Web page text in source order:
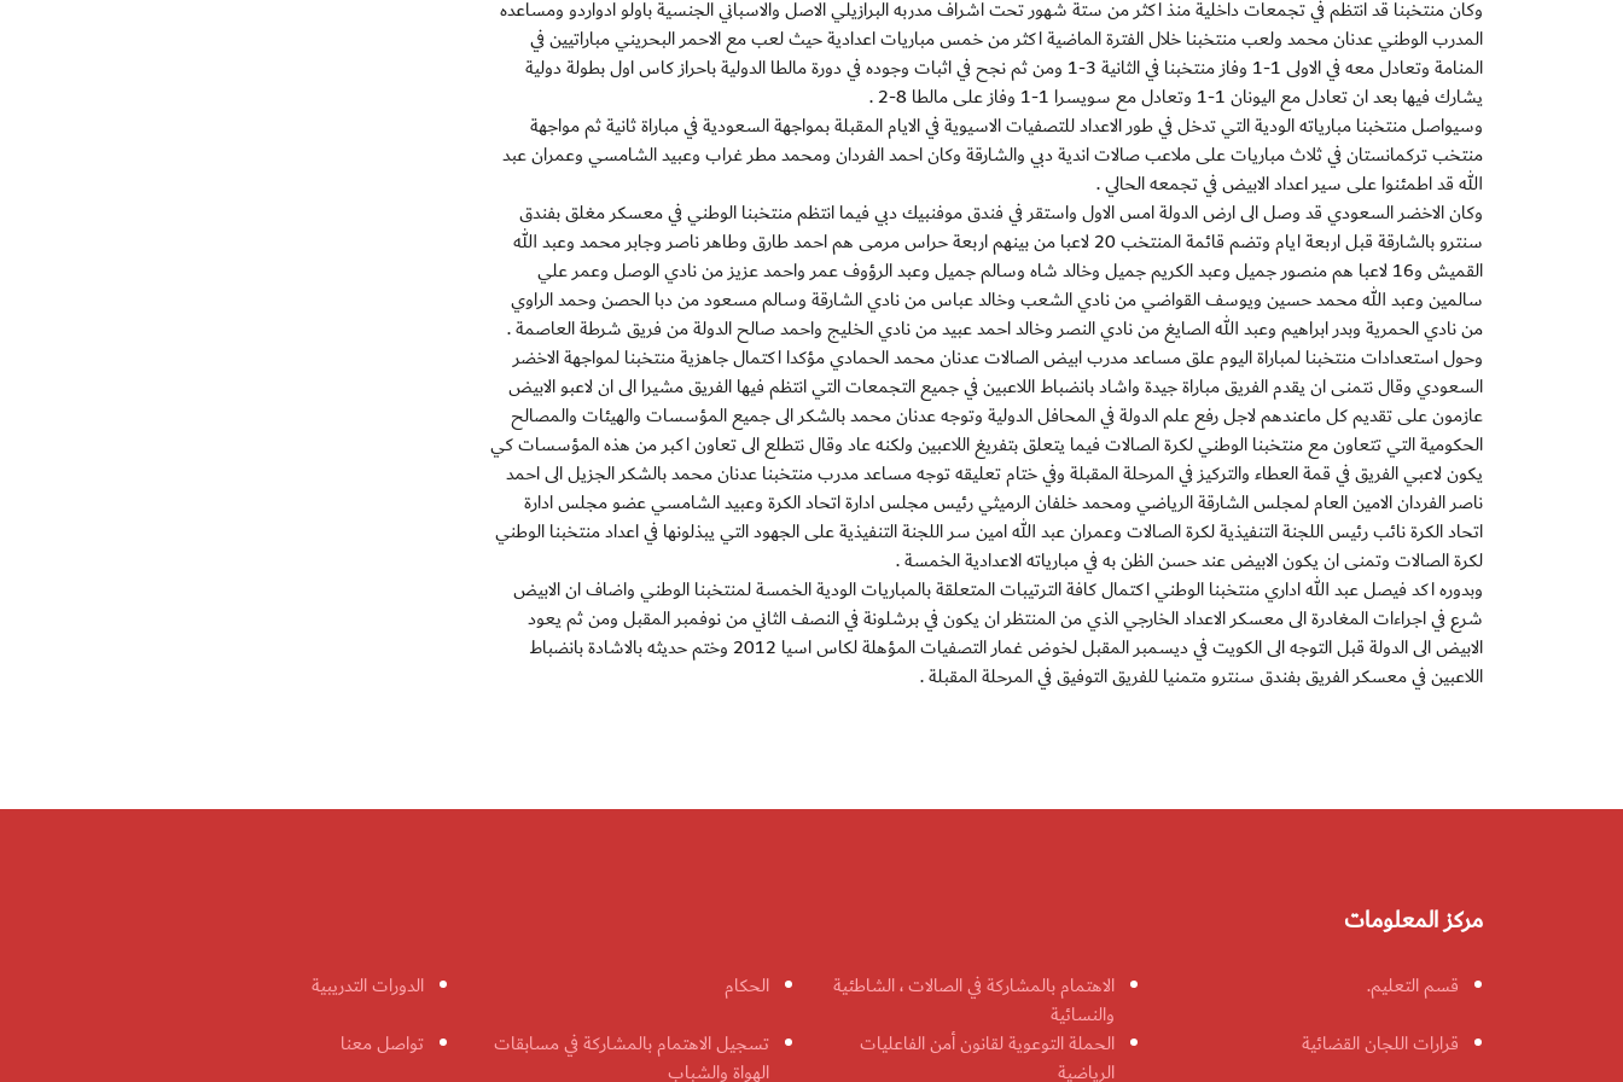
وكان منتخبنا قد انتظم في تجمعات داخلية منذ اكثر من ستة شهور تحت اشراف مدربه البرازيلي الاصل والاسباني الجنسية باولو ادواردو ومساعده
المدرب الوطني عدنان محمد ولعب منتخبنا خلال الفترة الماضية اكثر من خمس مباريات اعدادية حيث لعب مع الاحمر البحريني مباراتيين في
المنامة وتعادل معه في الاولى 1-1 وفاز منتخبنا في الثانية 3-1 ومن ثم نجح في اثبات وجوده في دورة مالطا الدولية باحراز كاس اول بطولة دولية
يشارك فيها بعد ان تعادل مع اليونان 1-1 وتعادل مع سويسرا 1-1 وفاز على مالطا 8-2 .
وسيواصل منتخبنا مبارياته الودية التي تدخل في طور الاعداد للتصفيات الاسيوية في الايام المقبلة بمواجهة السعودية في مباراة ثانية ثم مواجهة
منتخب تركمانستان في ثلاث مباريات على ملاعب صالات اندية دبي والشارقة وكان احمد الفردان ومحمد مطر غراب وعبيد الشامسي وعمران عبد
الله قد اطمئنوا على سير اعداد الابيض في تجمعه الحالي .
وكان الاخضر السعودي قد وصل الى ارض الدولة امس الاول واستقر في فندق موفنبيك دبي فيما انتظم منتخبنا الوطني في معسكر مغلق بفندق
سنترو بالشارقة قبل اربعة ايام وتضم قائمة المنتخب 20 لاعبا من بينهم اربعة حراس مرمى هم احمد طارق وطاهر ناصر وجابر محمد وعبد الله
القميش و16 لاعبا هم منصور جميل وعبد الكريم جميل وخالد شاه وسالم جميل وعبد الرؤوف عمر واحمد عزيز من نادي الوصل وعمر علي
سالمين وعبد الله محمد حسين ويوسف القواضي من نادي الشعب وخالد عباس من نادي الشارقة وسالم مسعود من دبا الحصن وحمد الراوي
من نادي الحمرية وبدر ابراهيم وعبد الله الصايغ من نادي النصر وخالد احمد عبيد من نادي الخليج واحمد صالح الدولة من فريق شرطة العاصمة .
وحول استعدادات منتخبنا لمباراة اليوم علق مساعد مدرب ابيض الصالات عدنان محمد الحمادي مؤكدا اكتمال جاهزية منتخبنا لمواجهة الاخضر
السعودي وقال نتمنى ان يقدم الفريق مباراة جيدة واشاد بانضباط اللاعبين في جميع التجمعات التي انتظم فيها الفريق مشيرا الى ان لاعبو الابيض
عازمون على تقديم كل ماعندهم لاجل رفع علم الدولة في المحافل الدولية وتوجه عدنان محمد بالشكر الى جميع المؤسسات والهيئات والمصالح
الحكومية التي تتعاون مع منتخبنا الوطني لكرة الصالات فيما يتعلق بتفريغ اللاعبين ولكنه عاد وقال نتطلع الى تعاون اكبر من هذه المؤسسات كي
يكون لاعبي الفريق في قمة العطاء والتركيز في المرحلة المقبلة وفي ختام تعليقه توجه مساعد مدرب منتخبنا عدنان محمد بالشكر الجزيل الى احمد
ناصر الفردان الامين العام لمجلس الشارقة الرياضي ومحمد خلفان الرميثي رئيس مجلس ادارة اتحاد الكرة وعبيد الشامسي عضو مجلس ادارة
اتحاد الكرة نائب رئيس اللجنة التنفيذية لكرة الصالات وعمران عبد الله امين سر اللجنة التنفيذية على الجهود التي يبذلونها في اعداد منتخبنا الوطني
لكرة الصالات وتمنى ان يكون الابيض عند حسن الظن به في مبارياته الاعدادية الخمسة .
وبدوره اكد فيصل عبد الله اداري منتخبنا الوطني اكتمال كافة الترتيبات المتعلقة بالمباريات الودية الخمسة لمنتخبنا الوطني واضاف ان الابيض
شرع في اجراءات المغادرة الى معسكر الاعداد الخارجي الذي من المنتظر ان يكون في برشلونة في النصف الثاني من نوفمبر المقبل ومن ثم يعود
الابيض الى الدولة قبل التوجه الى الكويت في ديسمبر المقبل لخوض غمار التصفيات المؤهلة لكاس اسيا 2012 وختم حديثه بالاشادة بانضباط
اللاعبين في معسكر الفريق بفندق سنترو متمنيا للفريق التوفيق في المرحلة المقبلة .
مركز المعلومات
قسم التعليم.
الاهتمام بالمشاركة في الصالات ، الشاطئية
والنسائية
الحكام
الدورات التدريبية
قرارات اللجان القضائية
الحملة التوعوية لقانون أمن الفاعليات
الرياضية
تسجيل الاهتمام بالمشاركة في مسابقات
الهواة والشباب
تواصل معنا